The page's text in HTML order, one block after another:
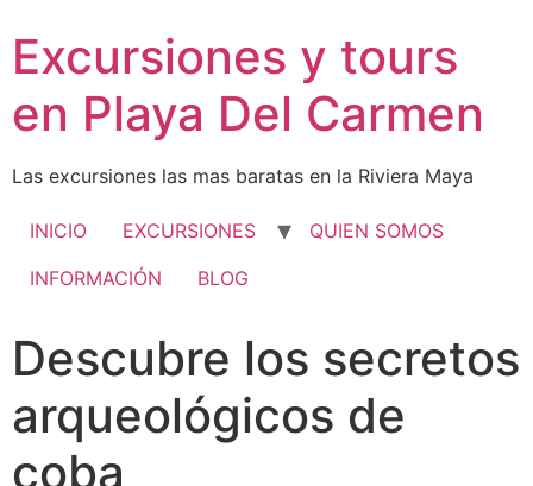
Excursiones y tours
en Playa Del Carmen
Las excursiones las mas baratas en la Riviera Maya
INICIO EXCURSIONES
QUIEN SOMOS
INFORMACIÓN
BLOG
Descubre los secretos
arqueológicos de
coba